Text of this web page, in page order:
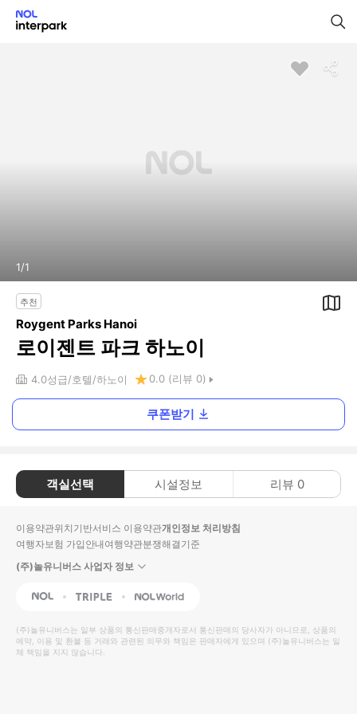
1/1
추천
Roygent Parks Hanoi
로이젠트 파크 하노이
4.0성급 호텔 하노이 0.0 (리뷰 0)
쿠폰받기
객실선택 시설정보 리뷰 0
이용약관위치기반서비스 이용약관개인정보 처리방침
여행자보험 가입안내여행약관분쟁해결기준
(주)놀유니버스 사업자 정보
NOL Triple Interpark Global
(주)놀유니버스는 일부 상품의 통신판매중개자로서 통신판매의 당사자가 아니므로, 상품의
예약, 이용 및 환불 등 거래와 관련된 의무와 책임은 판매자에게 있으며 (주)놀유니버스는 일
체 책임을 지지 않습니다.